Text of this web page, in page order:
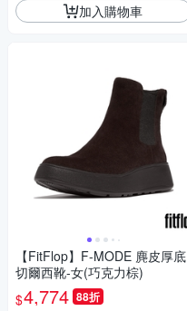
加入購物車
【FitFlop】F-MODE 麂皮厚底
切爾西靴-女(巧克力棕)
$4,774 88折